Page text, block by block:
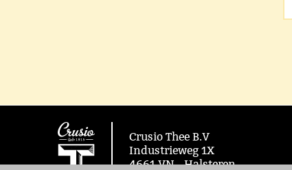
Crusio Thee B.V
Industrieweg 1X
4661 VN - Halsteren